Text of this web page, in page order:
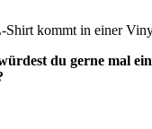
kommt in einer
du gerne mal